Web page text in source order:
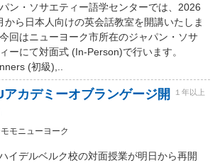
ン・ソサエティー語学センターでは、2026
から日本人向けの英会話教室を開講いたしま
回はニューヨーク市所在のジャパン・ソサ
ーにて対面式 (In-Person)で行います。
(初級),..
アカデミーオブランゲージ開
１年以上
モニューヨーク
イデルベルク校の対面授業が明日から再開